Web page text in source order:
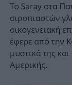
Το Saray στα
σιροπιαστών
οικογενειακή
έφερε από την
μυστικά της
Αμερικής.